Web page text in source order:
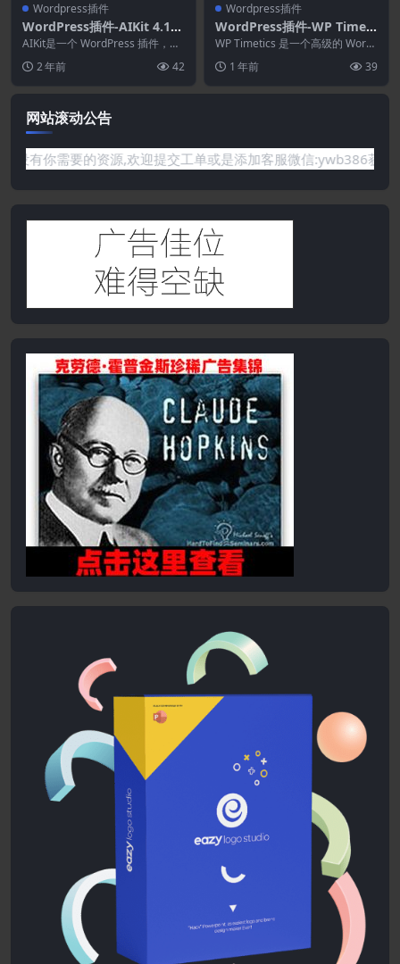
Wordpress插件
WordPress插件-AIKit 4.17.
1-WordPress AI自动编写器.
聊天机器人.写作助手和内容
重定向器
AIKit是一个 WordPress 插件，它
将您的 WordPress 网站直...
2 年前 42
Wordpress插件
WordPress插件-WP Timeti
cs 1.0.33–预约WordPress插
件
WP Timetics 是一个高级的 Word
Press 预订插件，只需单击一些...
1 年前 39
网站滚动公告
或是网站没有你需要的资源,欢迎提交工单或是添加客服微信